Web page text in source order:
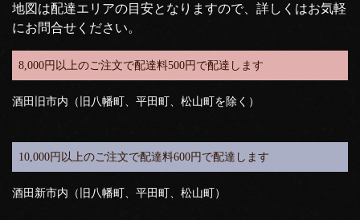
地図は配達エリアの目安となりますので、詳しくはお気軽
にお問合せください。
8,000円以上のご注文で配達料500円で配達します
酒田旧市内（旧八幡町、平田町、松山町を除く）
10,000円以上のご注文で配達料600円で配達します
酒田新市内（旧八幡町、平田町、松山町）